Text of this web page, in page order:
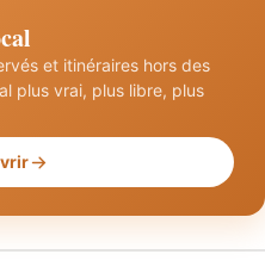
et itinéraires hors des
plus vrai, plus libre, plus